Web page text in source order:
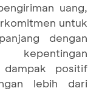
uang,
untuk
dengan
kepentingan
dampak positif
lebih dari